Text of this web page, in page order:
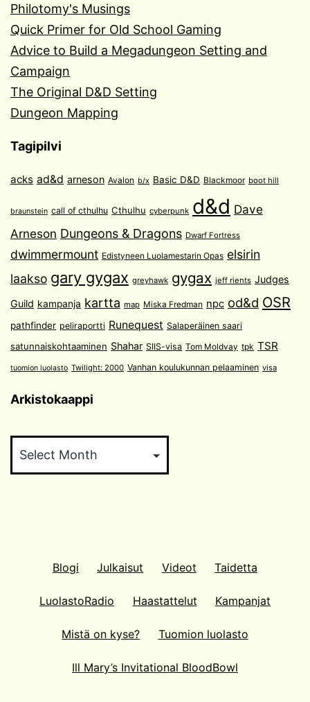
Philotomy's Musings
Quick Primer for Old School Gaming
Advice to Build a Megadungeon Setting and
Campaign
The Original D&D Setting
Dungeon Mapping
Tagipilvi
acks ad&d arneson Avalon b/x Basic D&D Blackmoor boot hill
braunstein call of cthulhu Cthulhu cyberpunk d&d Dave
Arneson Dungeons & Dragons Dwarf Fortress
dwimmermount Edistyneen Luolamestarin Opas elsirin
laakso gary gygax greyhawk gygax jeff rients Judges
Guild kampanja kartta map Miska Fredman npc od&d OSR
pathfinder peliraportti Runequest Salaperäinen saari
satunnaiskohtaaminen Shahar SIIS-visa Tom Moldvay tpk TSR
tuomion luolasto Twilight: 2000 Vanhan koulukunnan pelaaminen visa
Arkistokaappi
Blogi Julkaisut Videot Taidetta
LuolastoRadio Haastattelut Kampanjat
Mistä on kyse? Tuomion luolasto
Ill Mary’s Invitational BloodBowl